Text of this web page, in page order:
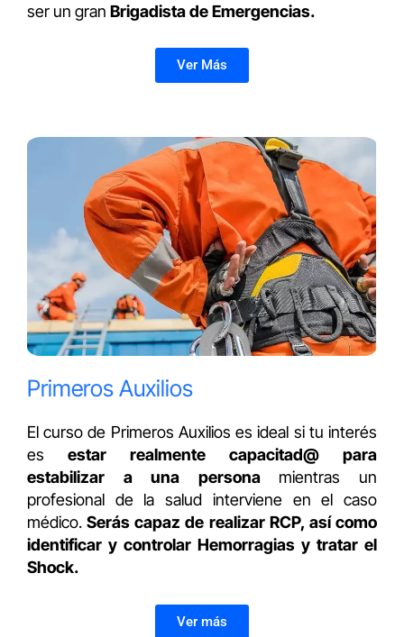
ser un gran Brigadista de Emergencias.
Ver Más
Primeros Auxilios
El curso de Primeros Auxilios es ideal si tu interés
es estar realmente capacitad@ para
estabilizar a una persona mientras un
profesional de la salud interviene en el caso
médico.Serás capaz de realizar RCP, así como
identificar y controlar Hemorragias y tratar el
Shock.
Ver más